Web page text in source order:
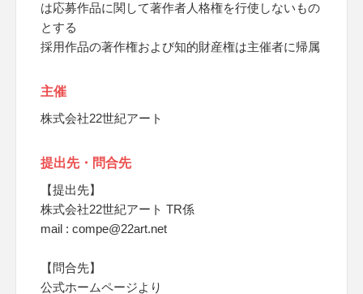
は応募作品に関して著作者人格権を行使しないもの
とする
採用作品の著作権および知的財産権は主催者に帰属
主催
株式会社22世紀アート
提出先・問合先
【提出先】
株式会社22世紀アート TR係
mail : compe@22art.net
【問合先】
公式ホームページより